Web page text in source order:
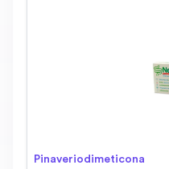
Pinaveriodimeticona